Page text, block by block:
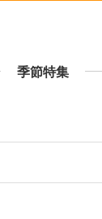
季節特集